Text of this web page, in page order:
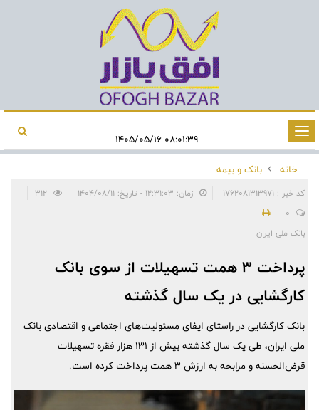
تغییر
وضعیت
ناوبری
۰۸:۰۱:۳۹ ۱۴۰۵/۰۵/۱۶
خانه
بانک و بیمه
کد خبر : 1762081313971 زمان: ۱۲:۳۱:۰۳ - تاریخ: ۱۴۰۴/۰۸/۱۱
0
بانک ملی ایران
پرداخت 3 همت تسهیلات از سوی بانک
کارگشایی در یک سال گذشته
بانک کارگشایی در راستای ایفای مسئولیت‌های اجتماعی و اقتصادی بانک
ملی ایران، طی یک سال گذشته بیش از ۱۳۱ هزار فقره تسهیلات
قرض‌الحسنه و مرابحه به ارزش ۳ همت پرداخت کرده است.